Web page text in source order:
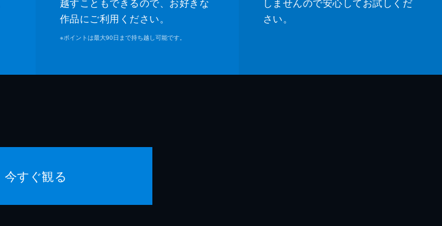
越すこともできるので、お好きな
作品にご利用ください。
※ポイントは最大90日まで持ち越し可能です。
しませんので安心してお試しくだ
さい。
今すぐ観る